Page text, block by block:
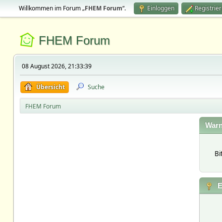
Willkommen im Forum „FHEM Forum“. Einloggen
FHEM Forum
08 August 2026, 21:33:39
Übersicht Suche
FHEM Forum